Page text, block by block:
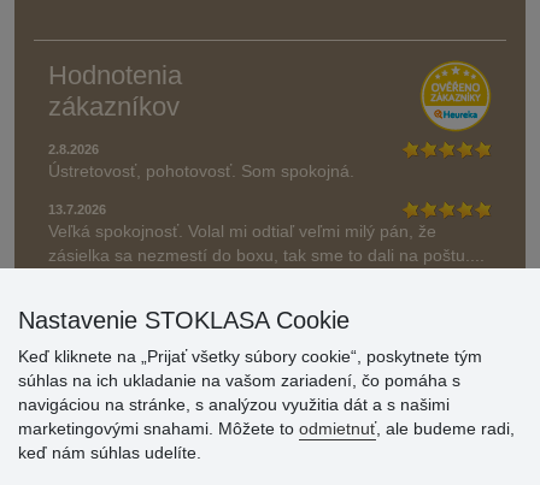
Hodnotenia
zákazníkov
2.8.2026
Ústretovosť, pohotovosť. Som spokojná.
13.7.2026
Veľká spokojnosť. Volal mi odtiaľ veľmi milý pán, že
zásielka sa nezmestí do boxu, tak sme to dali na poštu....
» Aktuálne 6948 recenzií
Nastavenie STOKLASA Cookie
Keď kliknete na „Prijať všetky súbory cookie“, poskytnete tým
súhlas na ich ukladanie na vašom zariadení, čo pomáha s
navigáciou na stránke, s analýzou využitia dát a s našimi
marketingovými snahami. Môžete to odmietnuť, ale budeme radi,
keď nám súhlas udelíte.